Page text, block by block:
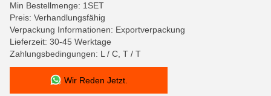
Min Bestellmenge: 1SET
Preis: Verhandlungsfähig
Verpackung Informationen: Exportverpackung
Lieferzeit: 30-45 Werktage
Zahlungsbedingungen: L / C, T / T
Wir Reden Jetzt.